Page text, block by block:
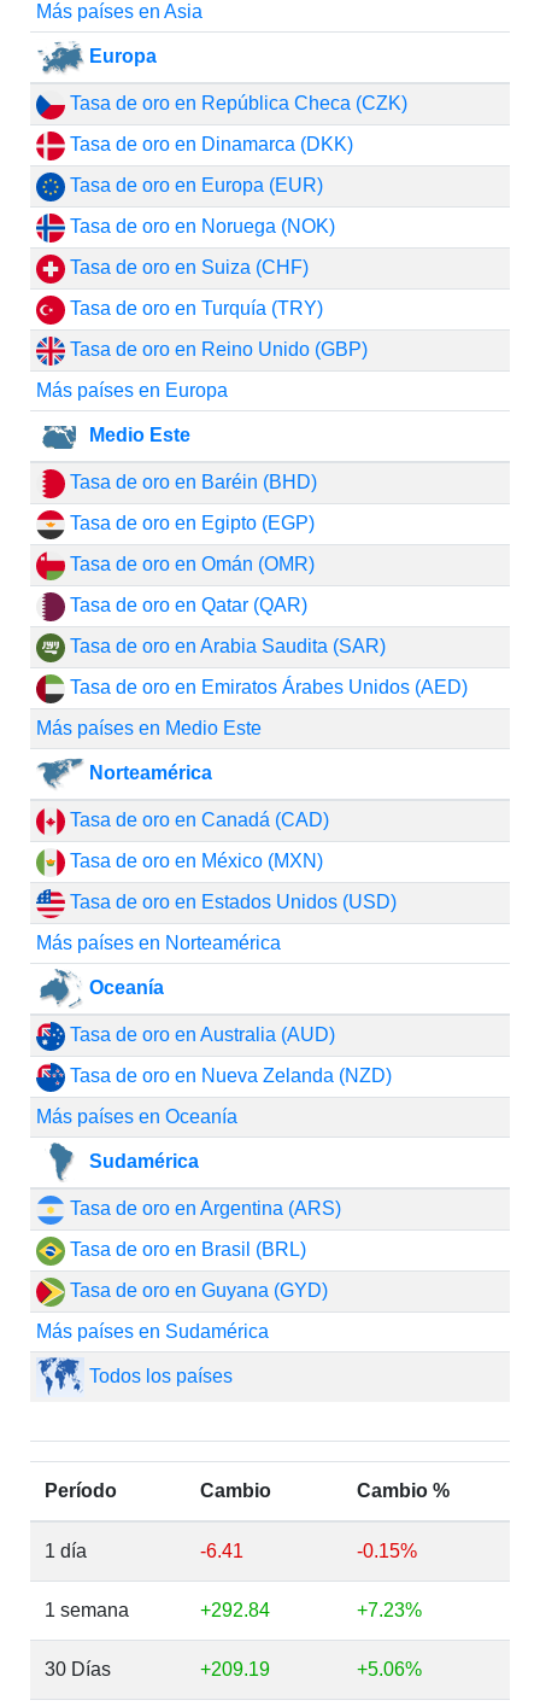
Más países en Asia
Europa
Tasa de oro en República Checa (CZK)
Tasa de oro en Dinamarca (DKK)
Tasa de oro en Europa (EUR)
Tasa de oro en Noruega (NOK)
Tasa de oro en Suiza (CHF)
Tasa de oro en Turquía (TRY)
Tasa de oro en Reino Unido (GBP)
Más países en Europa
Medio Este
Tasa de oro en Baréin (BHD)
Tasa de oro en Egipto (EGP)
Tasa de oro en Omán (OMR)
Tasa de oro en Qatar (QAR)
Tasa de oro en Arabia Saudita (SAR)
Tasa de oro en Emiratos Árabes Unidos (AED)
Más países en Medio Este
Norteamérica
Tasa de oro en Canadá (CAD)
Tasa de oro en México (MXN)
Tasa de oro en Estados Unidos (USD)
Más países en Norteamérica
Oceanía
Tasa de oro en Australia (AUD)
Tasa de oro en Nueva Zelanda (NZD)
Más países en Oceanía
Sudamérica
Tasa de oro en Argentina (ARS)
Tasa de oro en Brasil (BRL)
Tasa de oro en Guyana (GYD)
Más países en Sudamérica
Todos los países
Período Cambio Cambio %
1 día -6.41 -0.15%
1 semana +292.84 +7.23%
30 Días +209.19 +5.06%